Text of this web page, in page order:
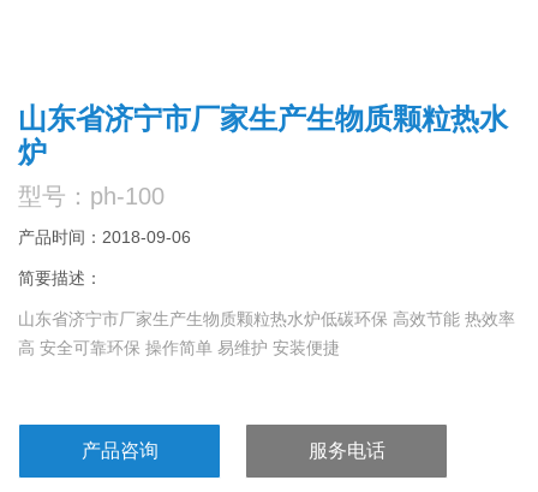
山东省济宁市厂家生产生物质颗粒热水
炉
型号：ph-100
产品时间：2018-09-06
简要描述：
山东省济宁市厂家生产生物质颗粒热水炉低碳环保 高效节能 热效率
高 安全可靠环保 操作简单 易维护 安装便捷
产品咨询 服务电话